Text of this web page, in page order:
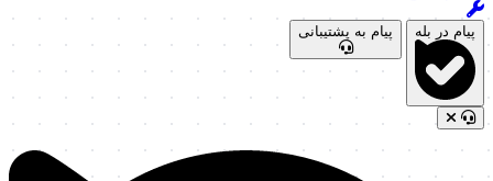
پیام در بله پیام به پشتیبانی